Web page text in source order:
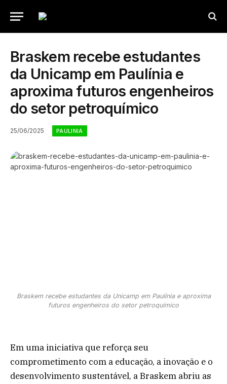
Braskem recebe estudantes
da Unicamp em Paulínia e
aproxima futuros engenheiros
do setor petroquímico
25/06/2025 PAULINIA
Braskem recebe estudantes da Unicamp em Paulínia e aproxima
futuros engenheiros do setor petroquímico
Em uma iniciativa que reforça seu
comprometimento com a educação, a inovação e o
desenvolvimento sustentável, a Braskem abriu as